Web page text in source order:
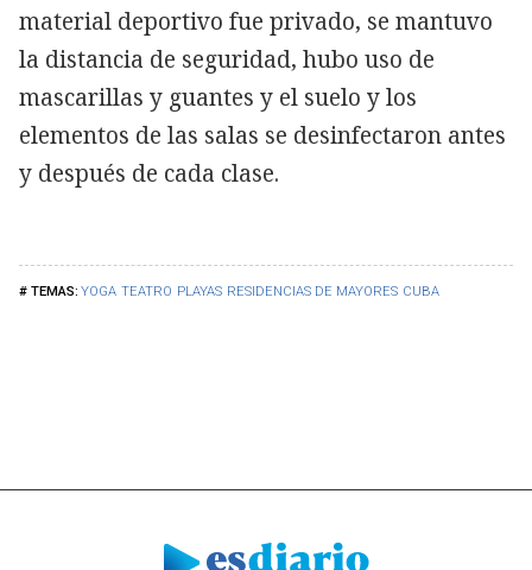
YOGA TEATRO PLAYAS RESIDENCIAS DE MAYORES CUBA
material deportivo fue privado, se mantuvo
la distancia de seguridad, hubo uso de
mascarillas y guantes y el suelo y los
elementos de las salas se desinfectaron antes
y después de cada clase.